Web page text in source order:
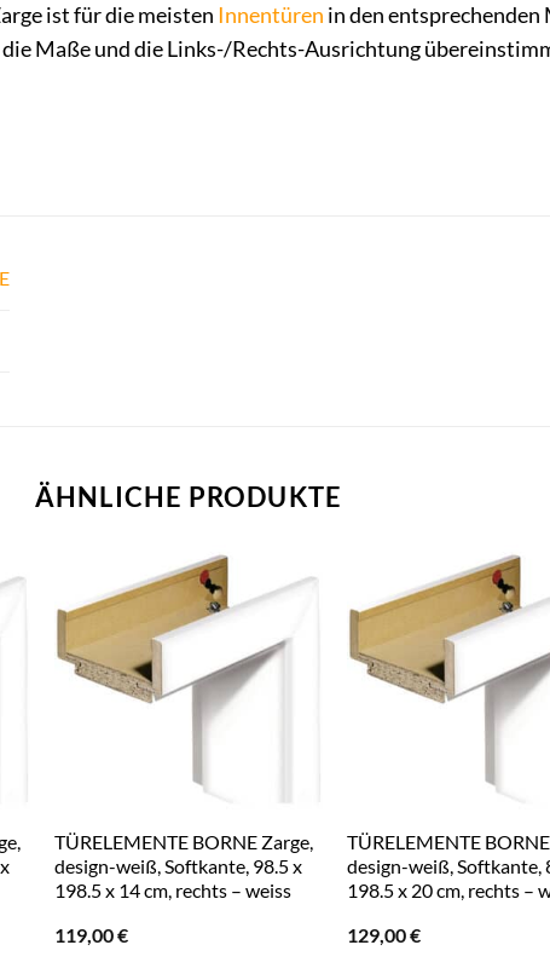
ist für die meisten Innentüren in den
Maße und die Links-/Rechts-Ausrichtung
ÄHNLICHE PRODUKTE
TÜRELEMENTE BORNE Zarge,
design-weiß, Softkante, 98.5 x
198.5 x 14 cm, rechts – weiss
119,00€
TÜRELEMENTE
design-weiß, Softkante,
198.5 x 20 cm, rechts –
129,00€